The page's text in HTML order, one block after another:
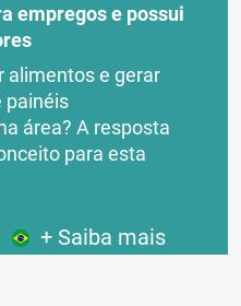
empregos e possui
alimentos e gerar
painéis
área? A resposta
para esta
+ Saiba mais